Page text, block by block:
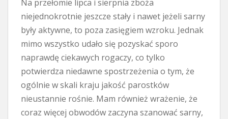
Na przełomie lipca i sierpnia zboża
niejednokrotnie jeszcze stały i nawet jeżeli sarny
były aktywne, to poza zasięgiem wzroku. Jednak
mimo wszystko udało się pozyskać sporo
naprawdę ciekawych rogaczy, co tylko
potwierdza niedawne spostrzeżenia o tym, że
ogólnie w skali kraju jakość parostków
nieustannie rośnie. Mam również wrażenie, że
coraz więcej obwodów zaczyna szanować sarny,